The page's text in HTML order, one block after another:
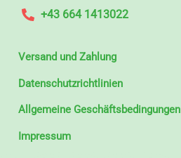
+43 664 1413022
Versand und Zahlung
Datenschutzrichtlinien
Allgemeine Geschäftsbedingungen
Impressum